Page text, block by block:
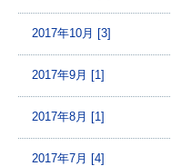
2017年10月 [3]
2017年9月 [1]
2017年8月 [1]
2017年7月 [4]